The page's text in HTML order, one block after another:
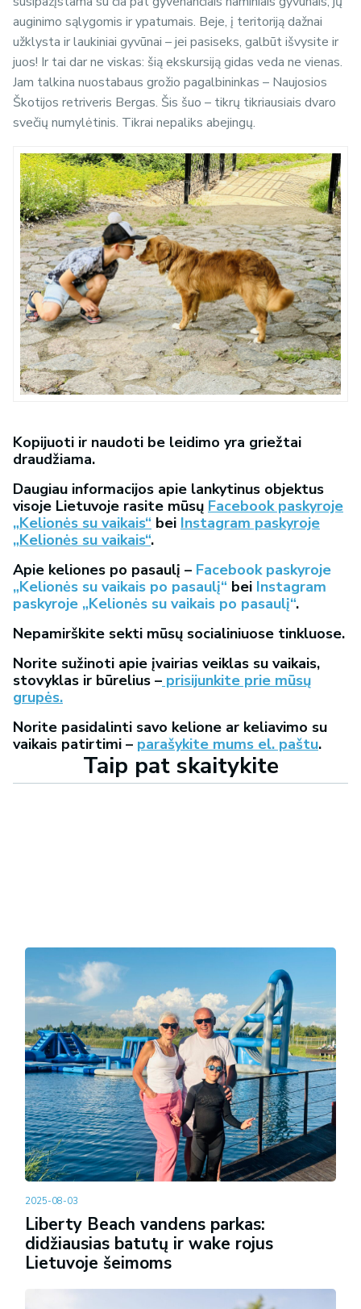
auginimo sąlygomis ir ypatumais. Beje, į teritoriją dažnai
užklysta ir laukiniai gyvūnai – jei pasiseks, galbūt išvysite ir
juos! Ir tai dar ne viskas: šią ekskursiją gidas veda ne vienas.
Jam talkina nuostabaus grožio pagalbininkas – Naujosios
Škotijos retriveris Bergas. Šis šuo – tikrų tikriausiais dvaro
svečių numylėtinis. Tikrai nepaliks abejingų.
Kopijuoti ir naudoti be leidimo yra griežtai
draudžiama.
Daugiau informacijos apie lankytinus objektus
visoje Lietuvoje rasite mūsų Facebook paskyroje
„Kelionės su vaikais“ bei Instagram paskyroje
„Kelionės su vaikais“.
Apie keliones po pasaulį – Facebook paskyroje
„Kelionės su vaikais po pasaulį“ bei Instagram
paskyroje „Kelionės su vaikais po pasaulį“.
Nepamirškite sekti mūsų socialiniuose tinkluose.
Norite sužinoti apie įvairias veiklas su vaikais,
stovyklas ir būrelius – prisijunkite prie mūsų
grupės.
Norite pasidalinti savo kelione ar keliavimo su
vaikais patirtimi – parašykite mums el. paštu.
Taip pat skaitykite
2025-08-03
Liberty Beach vandens parkas:
didžiausias batutų ir wake rojus
Lietuvoje šeimoms